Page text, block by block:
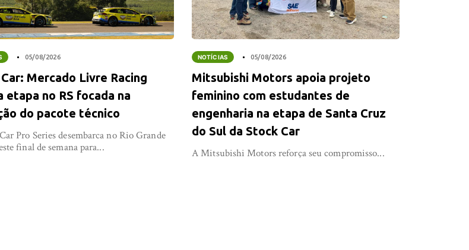
05/08/2026
Mercado Livre Racing
etapa no RS focada na
do pacote técnico
Pro Series desembarca no Rio Grande
final de semana para...
NOTÍCIAS 05/08/2026
Mitsubishi Motors apoia projeto
feminino com estudantes de
engenharia na etapa de Santa Cruz
do Sul da Stock Car
A Mitsubishi Motors reforça seu compromisso...